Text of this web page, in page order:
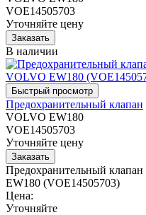
VOE14505703
Уточняйте цену
В наличии
Предохранительный клапан
VOLVO EW180
VOE14505703
Уточняйте цену
Предохранительный
EW180 (VOE14505703)
Цена:
Уточняйте